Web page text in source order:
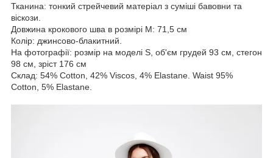
Тканина: тонкий стрейчевий матеріал з суміші бавовни та
віскози.
Довжина крокового шва в розмірі М: 71,5 см
Колір: джинсово-блакитний.
На фотографії: розмір на моделі S, об'єм грудей 93 см, стегон
98 см, зріст 176 см
Склад: 54% Cotton, 42% Viscos, 4% Elastane. Waist 95%
Cotton, 5% Elastane.